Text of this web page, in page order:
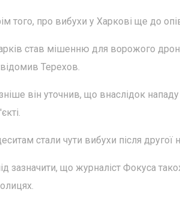
того, про вибухи у Харкові ще до
став мішенню для ворожого
Терехов.
він уточнив, що внаслідок
стали чути вибухи після
зазначити, що журналіст Фокуса